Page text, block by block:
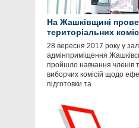
На Жашківщині
територіальних
28 вересня 2017 року у
адмінприміщення
пройшло навчання членів
виборчих комісій щодо
підготовки та